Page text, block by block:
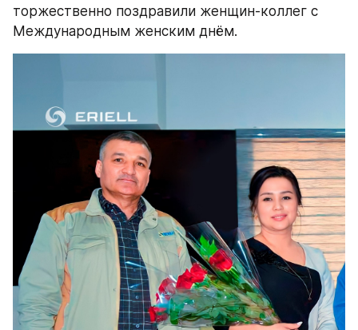
торжественно поздравили женщин-коллег с
Международным женским днём.